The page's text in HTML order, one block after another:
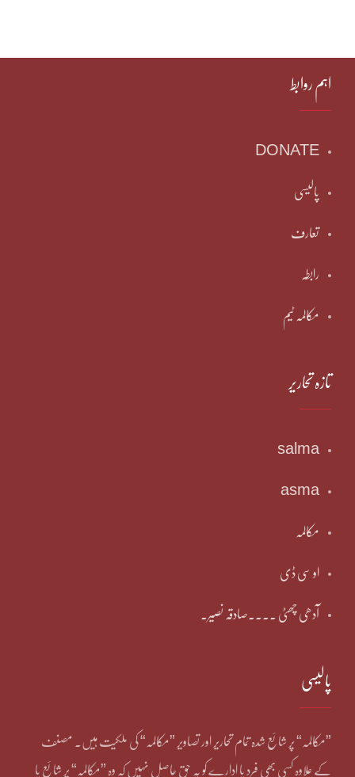
اہم روابط
DONATE
پالیسی
تعارف
رابطہ
مکالمہ ٹیم
تازہ تحاریر
salma
asma
مکالمہ
او سی ڈی
آدھی چھٹی ۔۔۔۔صادقہ نصیر۔
پالیسی
”مکالمہ“ پر شائع شدہ تمام تحاریر اور تصاویر ”مکالمہ“ کی ملکیت ہیں۔ مصنف
کے علاوہ کسی بھی فرد یا ادارے کو یہ حق حاصل نہیں کہ وہ ”مکالمہ“ پر شائع یا